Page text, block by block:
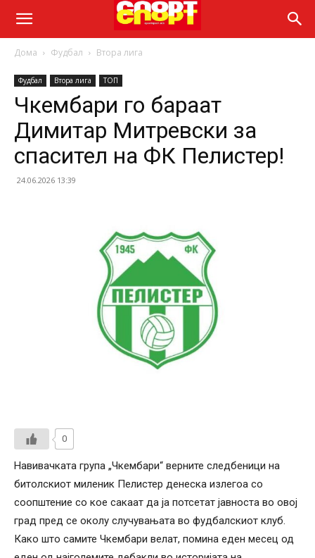
Дома Фудбал Втора лига
Фудбал Втора лига ТОП
Чкембари го бараат
Димитар Митревски за
спасител на ФК Пелистер!
24.06.2026 13:39
0
Навивачката група „Чкембари“ верните следбеници на
битолскиот миленик Пелистер денеска излегоа со
соопштение со кое сакаат да ја потсетат јавноста во овој
град пред се околу случувањата во фудбалскиот клуб.
Како што самите Чкембари велат, помина еден месец од